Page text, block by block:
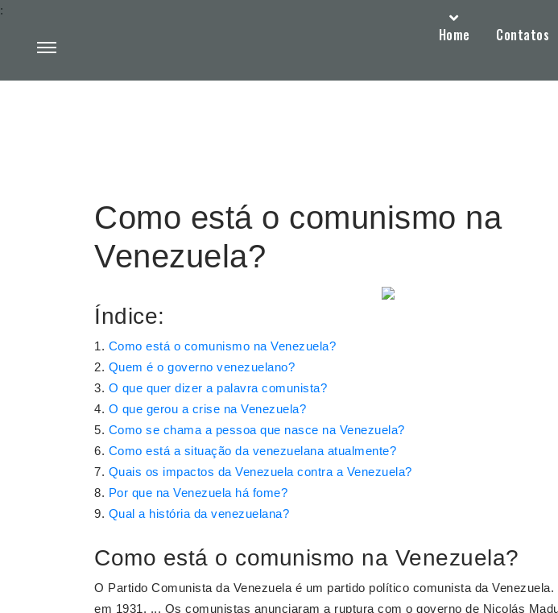
Home Contatos
:
Como está o comunismo na
Venezuela?
Índice:
Como está o comunismo na Venezuela?
Quem é o governo venezuelano?
O que quer dizer a palavra comunista?
O que gerou a crise na Venezuela?
Como se chama a pessoa que nasce na Venezuela?
Como está a situação da venezuelana atualmente?
Quais os impactos da Venezuela contra a Venezuela?
Por que na Venezuela há fome?
Qual a história da venezuelana?
Como está o comunismo na Venezuela?
O Partido Comunista da Venezuela é um partido político comunista da
em 1931. ... Os comunistas anunciaram a ruptura com o governo de Nicolás